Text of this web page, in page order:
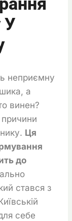
У
неприємну
а
винен?
причини
Ця
до
стався з
себе